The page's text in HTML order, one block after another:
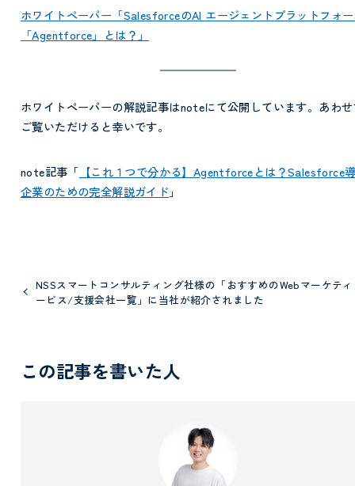
ホワイトペーパー「SalesforceのAI エージェントプラットフォ
「Agentforce」とは？」
ホワイトペーパーの解説記事はnoteにて公開しています。あわ
ご覧いただけると幸いです。
note記事「 【これ１つで分かる】Agentforceとは？Salesforce
企業のための完全解説ガイド 」
NSSスマートコンサルティング社様の「おすすめのWebマーケテ
ービス/支援会社一覧」に当社が紹介されました
この記事を書いた人